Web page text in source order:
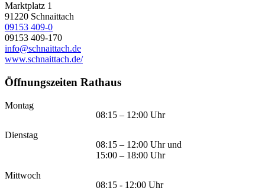
Marktplatz 1
91220 Schnaittach
09153 409-0
09153 409-170
info@schnaittach.de
www.schnaittach.de/
Öffnungszeiten Rathaus
Montag
08:15 – 12:00 Uhr
Dienstag
08:15 – 12:00 Uhr und
15:00 – 18:00 Uhr
Mittwoch
08:15 - 12:00 Uhr